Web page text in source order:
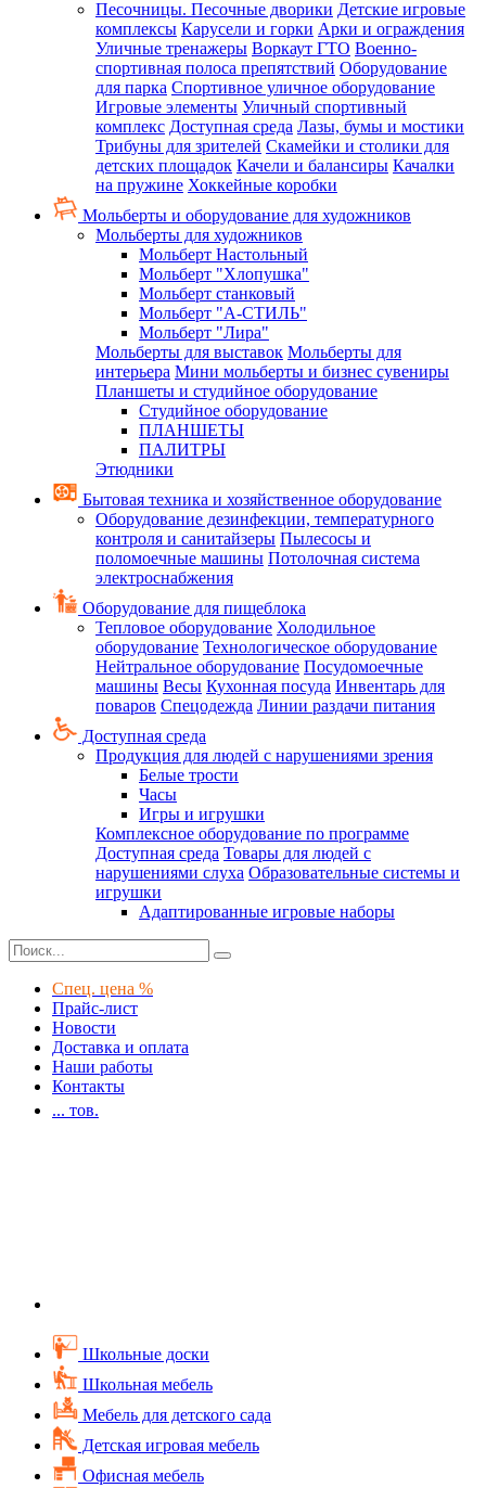
Песочницы. Песочные дворики Детские игровые
комплексы Карусели и горки Арки и ограждения
Уличные тренажеры Воркаут ГТО Военно-
спортивная полоса препятствий Оборудование
для парка Спортивное уличное оборудование
Игровые элементы Уличный спортивный
комплекс Доступная среда Лазы, бумы и мостики
Трибуны для зрителей Скамейки и столики для
детских площадок Качели и балансиры Качалки
на пружине Хоккейные коробки
Мольберты и оборудование для художников
Мольберты для художников
Мольберт Настольный
Мольберт "Хлопушка"
Мольберт станковый
Мольберт "А-СТИЛЬ"
Мольберт "Лира"
Мольберты для выставок Мольберты для
интерьера Мини мольберты и бизнес сувениры
Планшеты и студийное оборудование
Студийное оборудование
ПЛАНШЕТЫ
ПАЛИТРЫ
Этюдники
Бытовая техника и хозяйственное оборудование
Оборудование дезинфекции, температурного
контроля и санитайзеры Пылесосы и
поломоечные машины Потолочная система
электроснабжения
Оборудование для пищеблока
Тепловое оборудование Холодильное
оборудование Технологическое оборудование
Нейтральное оборудование Посудомоечные
машины Весы Кухонная посуда Инвентарь для
поваров Спецодежда Линии раздачи питания
Доступная среда
Продукция для людей с нарушениями зрения
Белые трости
Часы
Игры и игрушки
Комплексное оборудование по программе
Доступная среда Товары для людей с
нарушениями слуха Образовательные системы и
игрушки
Адаптированные игровые наборы
Спец. цена %
Прайс-лист
Новости
Доставка и оплата
Наши работы
Контакты
... тов.
Школьные доски
Школьная мебель
Мебель для детского сада
Детская игровая мебель
Офисная мебель